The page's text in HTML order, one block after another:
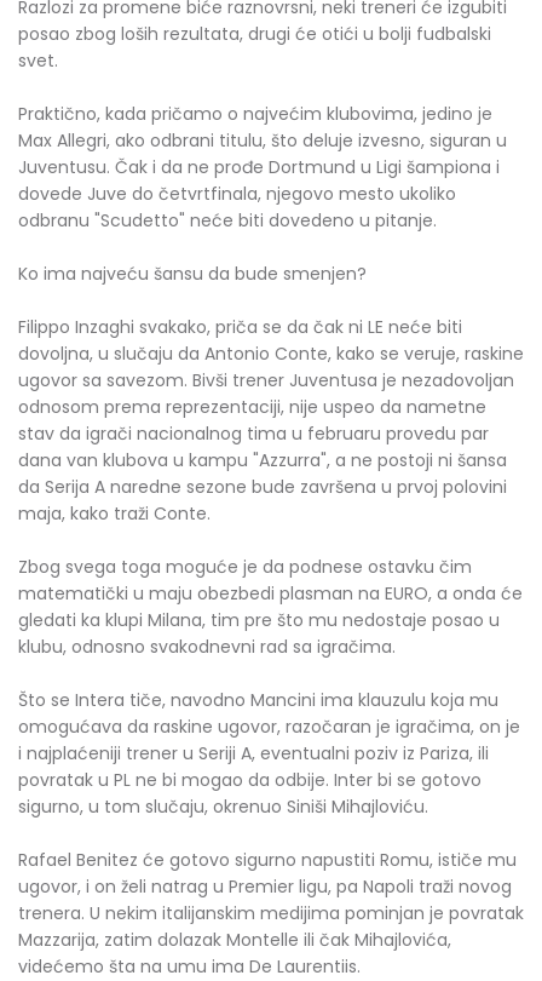
Razlozi za promene biće raznovrsni, neki treneri će izgubiti
posao zbog loših rezultata, drugi će otići u bolji fudbalski
svet.
Praktično, kada pričamo o najvećim klubovima, jedino je
Max Allegri, ako odbrani titulu, što deluje izvesno, siguran u
Juventusu. Čak i da ne prođe Dortmund u Ligi šampiona i
dovede Juve do četvrtfinala, njegovo mesto ukoliko
odbranu "Scudetto" neće biti dovedeno u pitanje.
Ko ima najveću šansu da bude smenjen?
Filippo Inzaghi svakako, priča se da čak ni LE neće biti
dovoljna, u slučaju da Antonio Conte, kako se veruje, raskine
ugovor sa savezom. Bivši trener Juventusa je nezadovoljan
odnosom prema reprezentaciji, nije uspeo da nametne
stav da igrači nacionalnog tima u februaru provedu par
dana van klubova u kampu "Azzurra", a ne postoji ni šansa
da Serija A naredne sezone bude završena u prvoj polovini
maja, kako traži Conte.
Zbog svega toga moguće je da podnese ostavku čim
matematički u maju obezbedi plasman na EURO, a onda će
gledati ka klupi Milana, tim pre što mu nedostaje posao u
klubu, odnosno svakodnevni rad sa igračima.
Što se Intera tiče, navodno Mancini ima klauzulu koja mu
omogućava da raskine ugovor, razočaran je igračima, on je
i najplaćeniji trener u Seriji A, eventualni poziv iz Pariza, ili
povratak u PL ne bi mogao da odbije. Inter bi se gotovo
sigurno, u tom slučaju, okrenuo Siniši Mihajloviću.
Rafael Benitez će gotovo sigurno napustiti Romu, ističe mu
ugovor, i on želi natrag u Premier ligu, pa Napoli traži novog
trenera. U nekim italijanskim medijima pominjan je povratak
Mazzarija, zatim dolazak Montelle ili čak Mihajlovića,
videćemo šta na umu ima De Laurentiis.